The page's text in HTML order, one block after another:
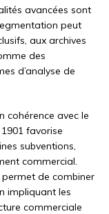
avancées sont
peut
aux archives
des
d’analyse de
cohérence avec le
favorise
subventions,
commercial.
permet de combiner
impliquant les
commerciale